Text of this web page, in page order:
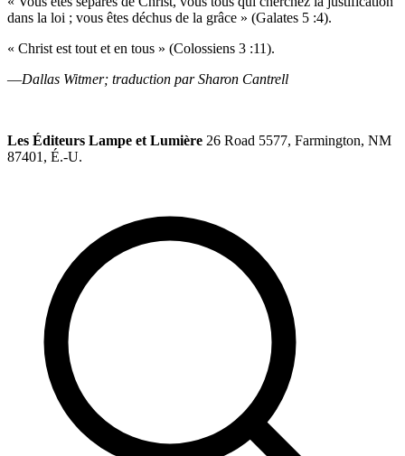
dans la loi ; vous êtes déchus de la grâce » (Galates 5 :4).
« Christ est tout et en tous » (Colossiens 3 :11).
—Dallas Witmer; traduction par Sharon Cantrell
Les Éditeurs Lampe et Lumière 26 Road 5577, Farmington, NM
87401, É.-U.